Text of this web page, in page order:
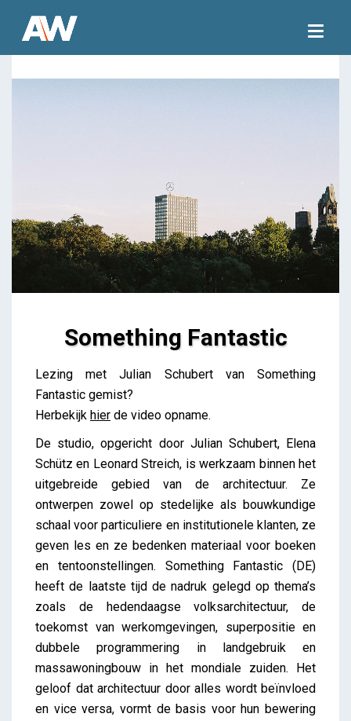
Something Fantastic
Something Fantastic
iris
Lezing met Julian Schubert van Something
Fantastic gemist?
Herbekijk hier de video opname.
De studio, opgericht door Julian Schubert, Elena
Schütz en Leonard Streich, is werkzaam binnen het
uitgebreide gebied van de architectuur. Ze
ontwerpen zowel op stedelijke als bouwkundige
schaal voor particuliere en institutionele klanten, ze
geven les en ze bedenken materiaal voor boeken
en tentoonstellingen. Something Fantastic (DE)
heeft de laatste tijd de nadruk gelegd op thema’s
zoals de hedendaagse volksarchitectuur, de
toekomst van werkomgevingen, superpositie en
dubbele programmering in landgebruik en
massawoningbouw in het mondiale zuiden. Het
geloof dat architectuur door alles wordt beïnvloed
en vice versa, vormt de basis voor hun bewering